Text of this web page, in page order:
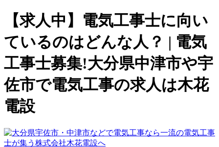
【求人中】電気工事士に向い
ているのはどんな人？ | 電気
工事士募集!大分県中津市や宇
佐市で電気工事の求人は木花
電設